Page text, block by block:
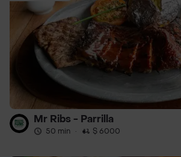
Mr Ribs - Parrilla
50 min · $ 6000